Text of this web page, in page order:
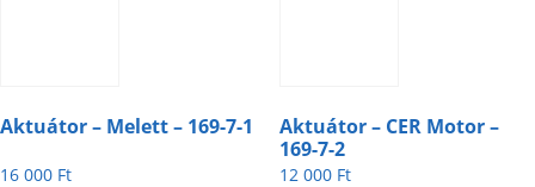
Aktuátor – Melett – 169-7-1
16 000 Ft
Aktuátor – CER Motor –
169-7-2
12 000 Ft